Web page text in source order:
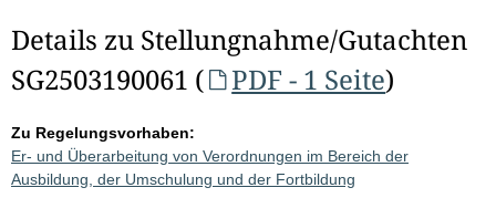
Details zu Stellungnahme/Gutachten
SG2503190061 (
PDF - 1 Seite)
Zu Regelungsvorhaben:
Er- und Überarbeitung von Verordnungen im Bereich der
Ausbildung, der Umschulung und der Fortbildung